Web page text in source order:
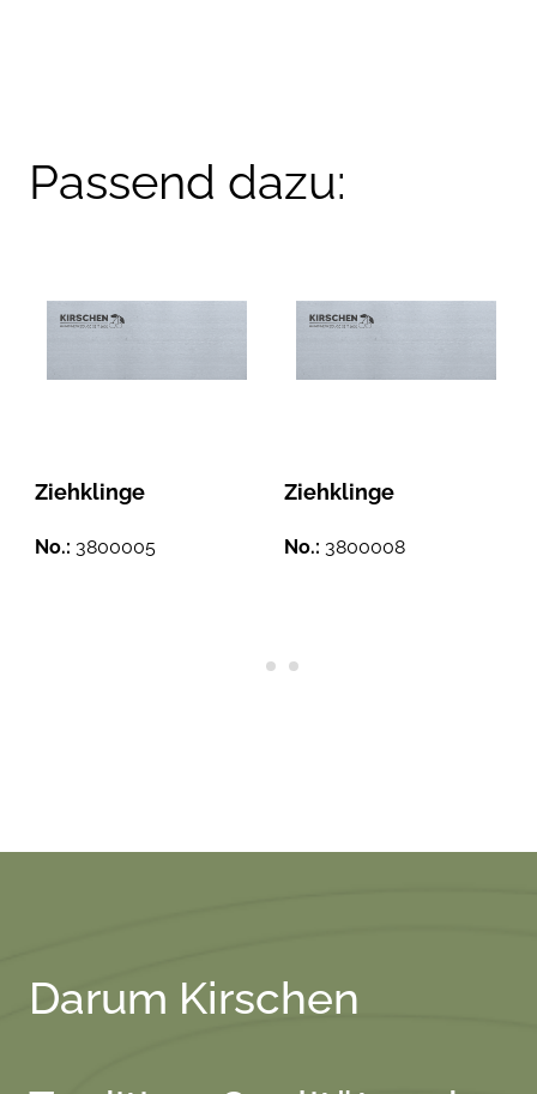
Passend dazu:
Ziehklinge
No.: 3800005
Ziehklinge
No.: 3800008
Darum Kirschen